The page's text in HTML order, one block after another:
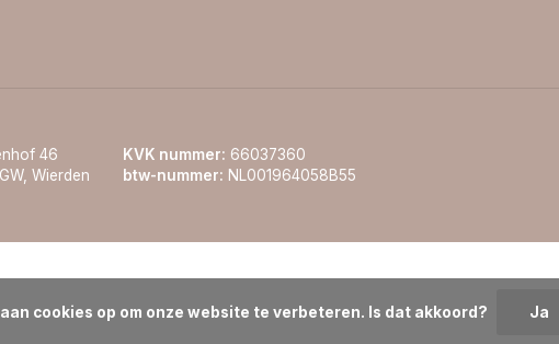
46
Wierden
KVK nummer: 66037360
btw-nummer: NL001964058B55
cookies op om onze website te verbeteren. Is dat akkoord?
Ja